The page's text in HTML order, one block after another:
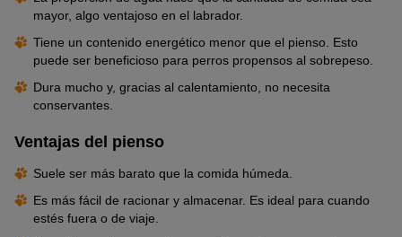
mayor, algo ventajoso en el labrador.
Tiene un contenido energético menor que el pienso. Esto
puede ser beneficioso para perros propensos al sobrepeso.
Dura mucho y, gracias al calentamiento, no necesita
conservantes.
Ventajas del pienso
Suele ser más barato que la comida húmeda.
Es más fácil de racionar y almacenar. Es ideal para cuando
estés fuera o de viaje.